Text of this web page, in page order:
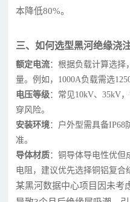
本降低80%。
三、如何选型黑河绝缘浇
额定电流：根据负载计算选择
量。例如，1000A负载需选
电压等级：常见10kV、35kV
穿风险。
安装环境：户外型需具备IP68
准。
导体材质：铜导体导电性优但
电阻，建议优先选择铜铝复合
某黑河数据中心项目因未考